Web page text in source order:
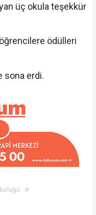
üç okula teşekkür
ödülleri
sona erdi.
#